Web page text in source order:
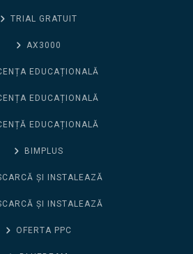
TRIAL GRATUIT
AX3000
EDUCAȚIONALĂ
EDUCAȚIONALĂ
EDUCAȚIONALĂ
BIMPLUS
ȘI INSTALEAZĂ
ȘI INSTALEAZĂ
OFERTA PPC